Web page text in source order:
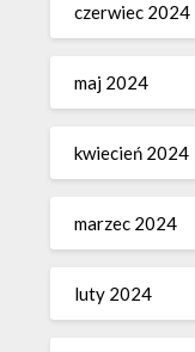
czerwiec 2024
maj 2024
kwiecień 2024
marzec 2024
luty 2024